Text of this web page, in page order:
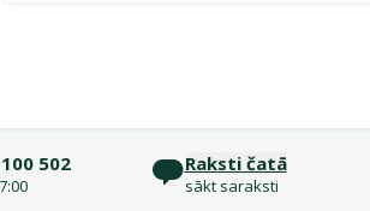
502 Raksti čatā
sākt saraksti